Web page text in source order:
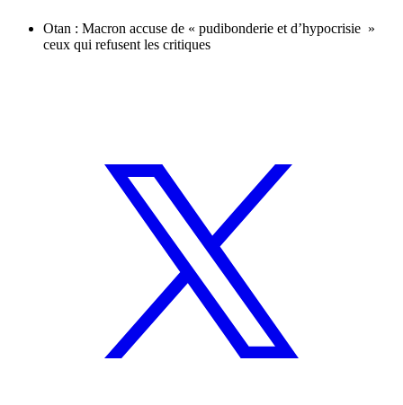
Otan : Macron accuse de « pudibonderie et d’hypocrisie »
ceux qui refusent les critiques